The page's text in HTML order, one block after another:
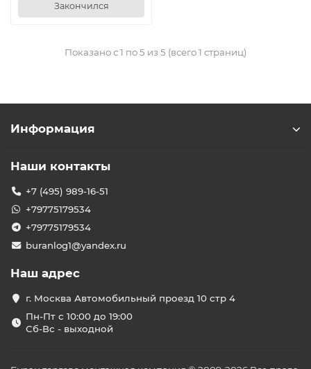
Закончился
Показано с 1 по 5 из 5 (всего 1 страниц)
Информация
Наши контакты
+7 (495) 989-16-51
+79775179534
+79775179534
buranlog1@yandex.ru
Наш адрес
г. Москва Автомобильный проезд 10 стр 4
Пн-Пт с 10:00 до 19:00
Сб-Вс - выходной